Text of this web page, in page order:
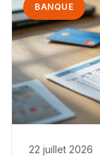
BANQUE
22 juillet 2026